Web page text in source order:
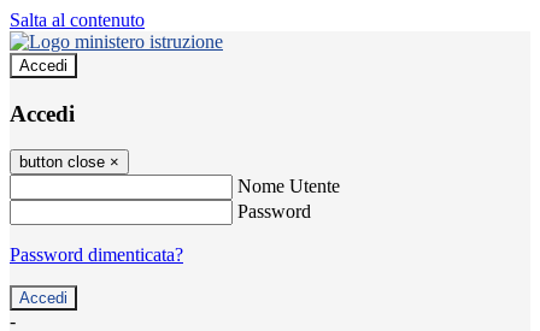
Salta al contenuto
Accedi
Accedi
button close ×
Nome Utente
Password
Password dimenticata?
-